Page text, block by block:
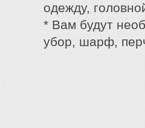
одежду,
* Вам будут
убор, шарф,